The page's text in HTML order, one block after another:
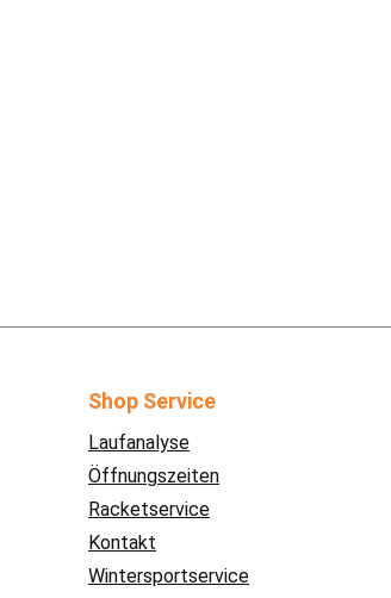
Shop Service
Laufanalyse
Öffnungszeiten
Racketservice
Kontakt
Wintersportservice